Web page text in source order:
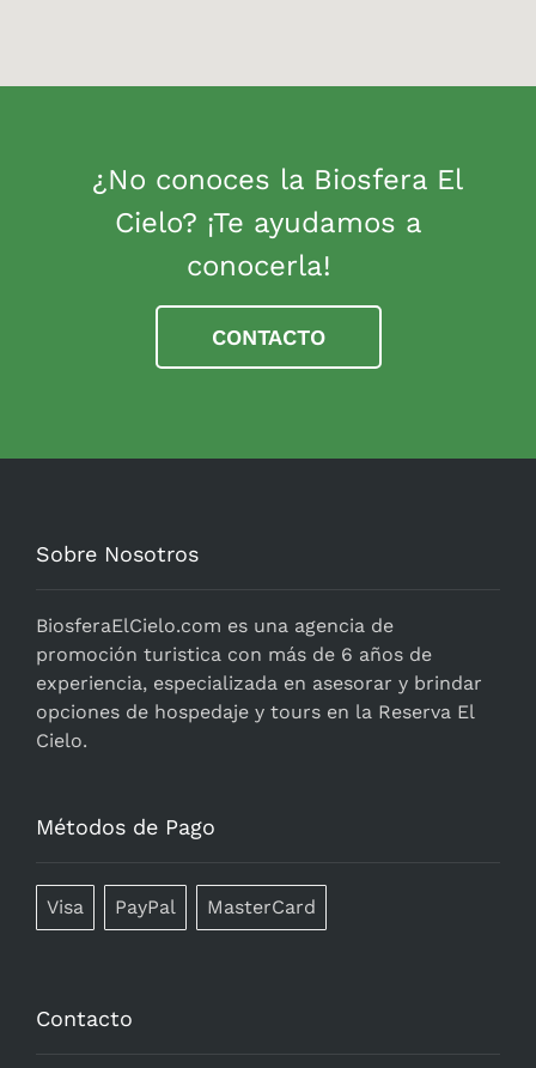
¿No conoces la Biosfera El
Cielo? ¡Te ayudamos a
conocerla!
CONTACTO
Sobre Nosotros
BiosferaElCielo.com es una agencia de
promoción turistica con más de 6 años de
experiencia, especializada en asesorar y brindar
opciones de hospedaje y tours en la Reserva El
Cielo.
Métodos de Pago
Visa PayPal MasterCard
Contacto